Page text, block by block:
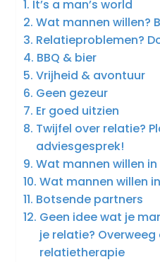
It’s a man’s world
Wat mannen willen?
Relatieproblemen?
BBQ & bier
Vrijheid & avontuur
Geen gezeur
Er goed uitzien
Twijfel over relatie?
adviesgesprek!
Wat mannen willen
Wat mannen willen
Botsende partners
Geen idee wat je
je relatie?
relatietherapie